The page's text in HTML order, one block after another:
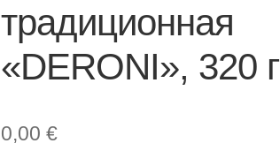
традиционная
«DERONI», 320 г
0,00€